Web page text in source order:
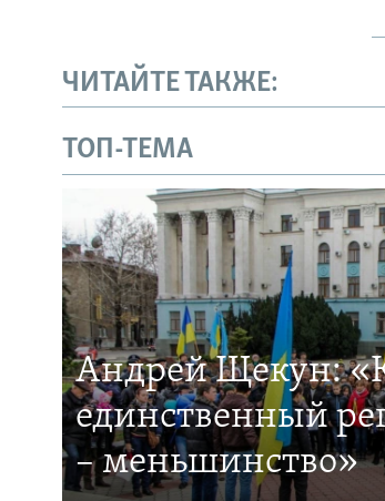
ЧИТАЙТЕ ТАКЖЕ:
ТОП-ТЕМА
Андрей Щекун:
единственный
– меньшинство»